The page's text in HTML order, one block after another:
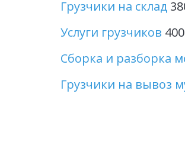
Грузчики на склад
Услуги грузчиков
Сборка и разборка
Грузчики на вывоз